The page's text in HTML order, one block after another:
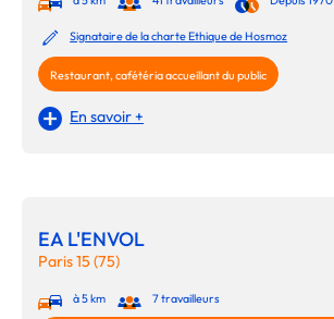
Signataire de la charte Ethique de Hosmoz
Restaurant, cafétéria accueillant du public
En savoir +
EA L'ENVOL
Paris 15 (75)
à 5 km 7 travailleurs